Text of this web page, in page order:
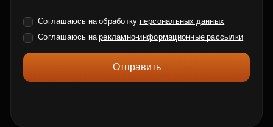
Соглашаюсь на обработку персональных данных
Соглашаюсь нарекламно-информационные рассылки
Отправить